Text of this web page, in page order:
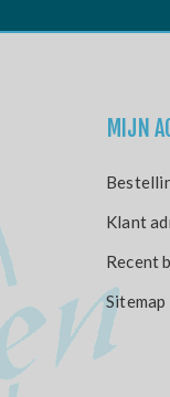
MIJN
Klant
Recent
Sitemap